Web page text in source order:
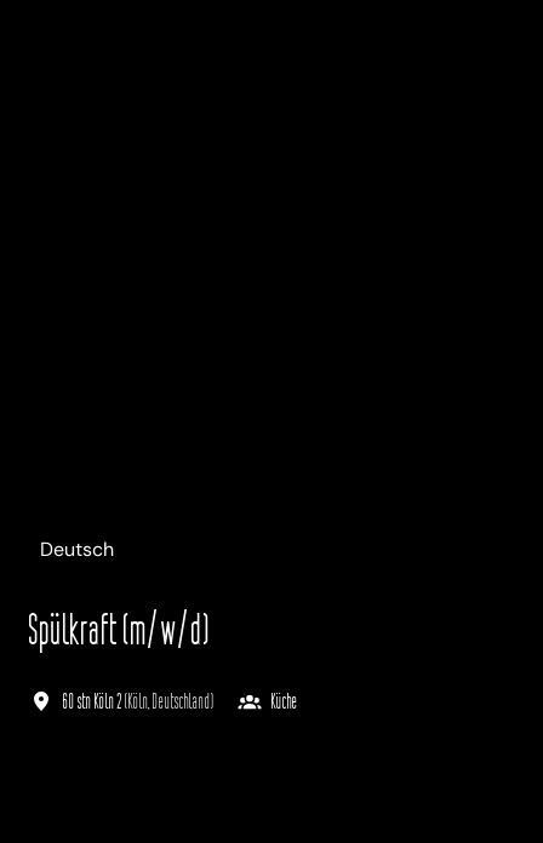
Deutsch
Spülkraft (m/w/d)
60 stn Köln 2 Köln Deutschland) Küche